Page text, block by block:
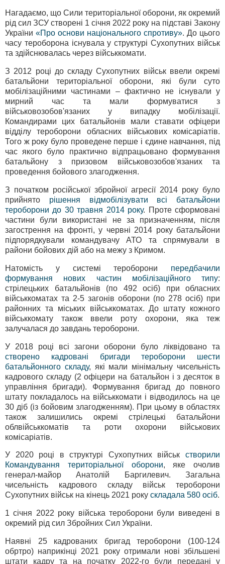
Нагадаємо, що Сили територіальної оборони, як окремий
рід сил ЗСУ створені 1 січня 2022 року на підставі Закону
України «Про основи національного спротиву». До цього
часу тероборона існувала у структурі Сухопутних військ
та здійснювалась через військкомати.
З 2012 році до складу Сухопутних військ ввели окремі
батальйони територіальної оборони, які були суто
мобілізаційними частинами – фактично не існували у
мирний час та мали формуватися з
військовозобов'язаних у випадку мобілізації.
Командирами цих батальйонів мали ставати офіцери
відділу тероборони обласних військових комісаріатів.
Того ж року було проведене перше і єдине навчання, під
час якого було практично відпрацьовано формування
батальйону з призовом військовозобов'язаних та
проведення бойового злагодження.
З початком російської збройної агресії 2014 року було
прийнято рішення відмобілізувати всі батальйони
тероборони до 30 травня 2014 року. Проте сформовані
частини були використані не за призначенням, після
загострення на фронті, у червні 2014 року батальйони
підпорядкували командувачу АТО та спрямували в
райони бойових дій або на межу з Кримом.
Натомість у системі тероборони передбачили
формування нових частин мобілізаційного типу:
стрілецьких батальйонів (по 492 осіб) при обласних
військкоматах та 2-5 загонів оборони (по 278 осіб) при
районних та міських військкоматах. До штату кожного
військкомату також ввели роту охорони, яка теж
залучалася до завдань тероборони.
У 2018 році всі загони оборони було ліквідовано та
створено кадровані бригади тероборони
шести
батальйонного складу, які мали мінімальну чисельність
кадрового складу (2 офіцери на батальйон і з десяток в
управління бригади). Формування бригад до повного
штату покладалось на військкомати і відводилось на це
30 діб (із бойовим злагодженням). При цьому в областях
також залишились окремі стрілецькі батальйони
облвійськкоматів та роти охорони військових
комісаріатів.
У 2020 році в структурі Сухопутних військ створили
Командування територіальної оборони, яке очолив
генерал-майор Анатолій Баргилевич. Загальна
чисельність кадрового складу військ тероборони
Сухопутних військ на кінець 2021 року складала 580 осіб.
1 січня 2022 року війська тероборони були виведені в
окремий рід сил Збройних Сил України.
Наявні 25 кадрованих бригад тероборони (100-124
обртро) наприкінці 2021 року отримали нові збільшені
штати кадру та на початку 2022-го були передані у